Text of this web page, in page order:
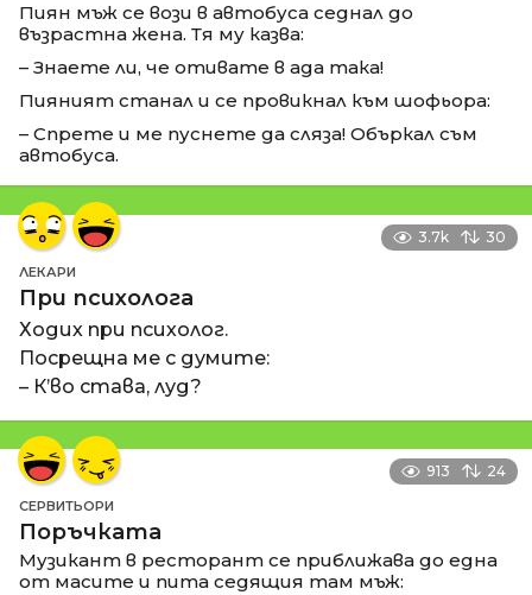
Пиян мъж се вози в автобуса седнал до
възрастна жена. Тя му казва:
– Знаете ли, че отивате в ада така!
Пияният станал и се провикнал към шофьора:
– Спрете и ме пуснете да сляза! Объркал съм
автобуса.
3.7k 30
ЛЕКАРИ
При психолога
Ходих при психолог.
Посрещна ме с думите:
– К’во става, луд?
913 24
СЕРВИТЬОРИ
Поръчката
Музикант в ресторант се приближава до една
от масите и пита седящия там мъж: